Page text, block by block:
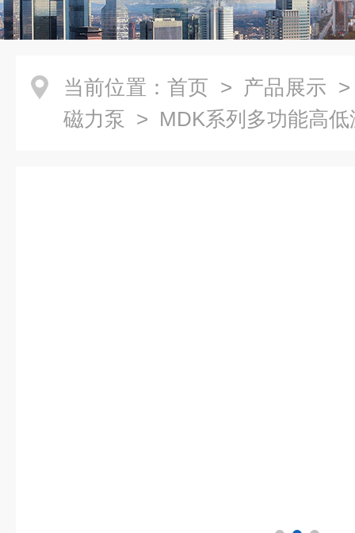
当前位置： 首页 > 产品展示
磁力泵 > MDK系列多功能高低